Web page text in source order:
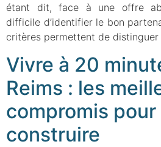
étant dit, face à une offre
difficile d’identifier le bon
critères permettent de
Vivre à 20
Reims : les
compromis pour
construire